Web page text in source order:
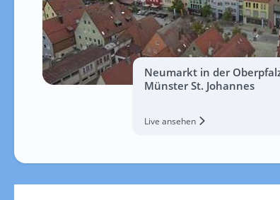
Neumarkt in der
Münster St. Johannes
Live ansehen